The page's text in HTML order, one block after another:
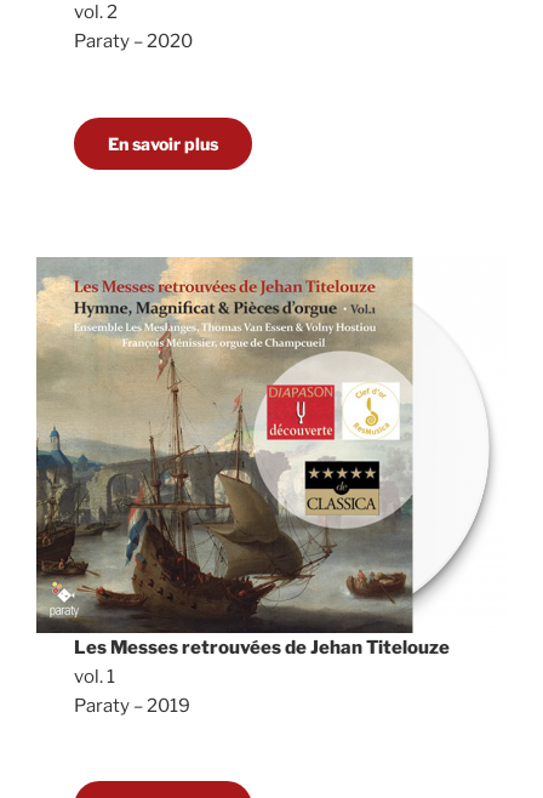
vol. 2
Paraty – 2020
En savoir plus
Les Messes retrouvées de Jehan Titelouze
vol. 1
Paraty – 2019